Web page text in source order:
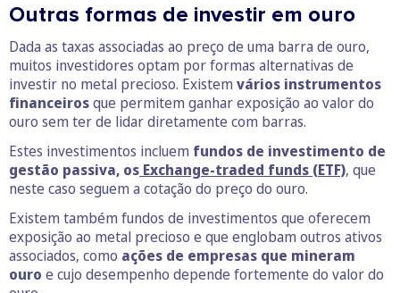
Outras formas de investir em ouro
Dada as taxas associadas ao preço de uma barra de ouro,
muitos investidores optam por formas alternativas de
investir no metal precioso. Existem vários instrumentos
financeirosque permitem ganhar exposição ao valor do
ouro sem ter de lidar diretamente com barras.
Estes investimentos incluem fundos de investimento de
gestão passiva, os Exchange-traded funds (ETF), que
neste caso seguem a cotação do preço do ouro.
Existem também fundos de investimentos que oferecem
exposição ao metal precioso e que englobam outros ativos
associados, como ações de empresas que mineram
ouro e cujo desempenho depende fortemente do valor do